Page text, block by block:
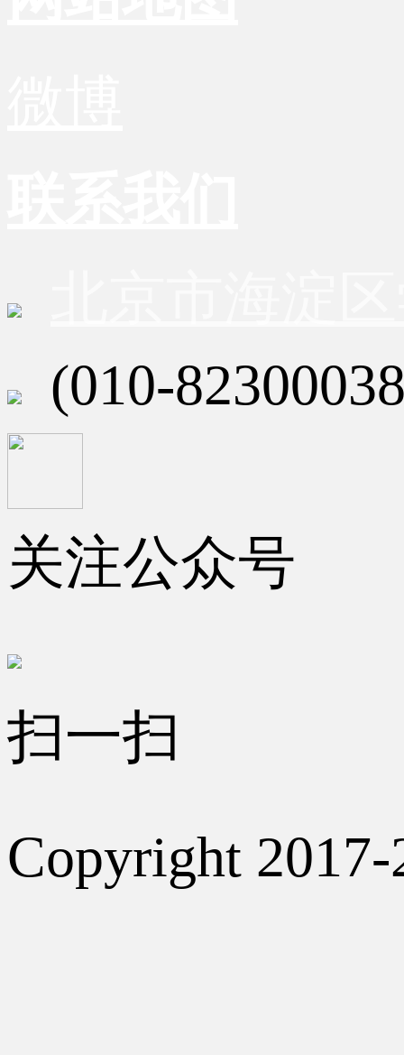
(010-
关注公众号
扫一扫
Copyright